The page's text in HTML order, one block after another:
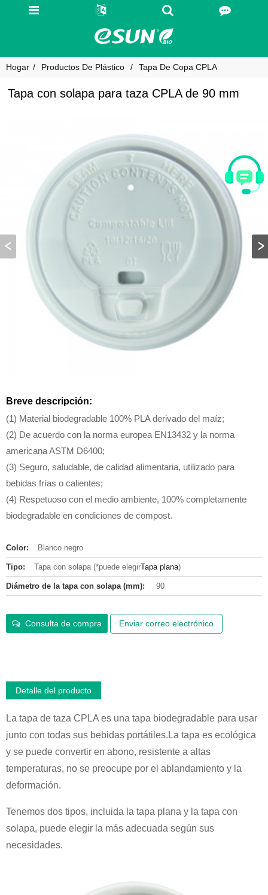
Hogar Productos De Plástico Tapa De Copa CPLA
Tapa con solapa para taza CPLA de 90 mm
Breve descripción:
(1) Material biodegradable 100% PLA derivado del maíz;
(2) De acuerdo con la norma europea EN13432 y la norma
americana ASTM D6400;
(3) Seguro, saludable, de calidad alimentaria, utilizado para
bebidas frías o calientes;
(4) Respetuoso con el medio ambiente, 100% completamente
biodegradable en condiciones de compost.
Color: Blanco negro
Tipo: Tapa con solapa (*puede elegirTapa plana)
Diámetro de la tapa con solapa (mm): 90
Consulta de compra Enviar correo electrónico
Detalle del producto
La tapa de taza CPLA es una tapa biodegradable para usar
junto con todas sus bebidas portátiles.La tapa es ecológica
y se puede convertir en abono, resistente a altas
temperaturas, no se preocupe por el ablandamiento y la
deformación.
Tenemos dos tipos, incluida la tapa plana y la tapa con
solapa, puede elegir la más adecuada según sus
necesidades.